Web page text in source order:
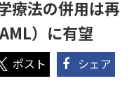
療法の併用は再
）に有望
シェア